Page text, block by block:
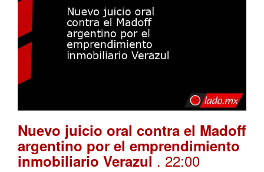
Nuevo juicio oral contra el Madoff
argentino por el emprendimiento
inmobiliario Verazul . 22:00